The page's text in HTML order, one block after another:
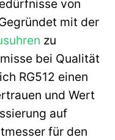
von
mit der
zu
bei Qualität
RG512 einen
und Wert
auf
für den